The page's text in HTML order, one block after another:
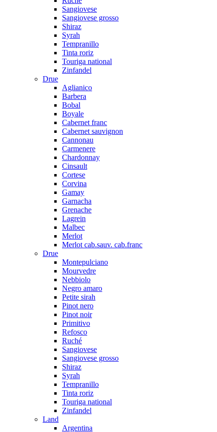
Sangiovese
Sangiovese grosso
Shiraz
Syrah
Tempranillo
Tinta roriz
Touriga national
Zinfandel
Drue
Aglianico
Barbera
Bobal
Boyale
Cabernet franc
Cabernet sauvignon
Cannonau
Carmenere
Chardonnay
Cinsault
Cortese
Corvina
Gamay
Garnacha
Grenache
Lagrein
Malbec
Merlot
Merlot cab.sauv. cab.franc
Drue
Montepulciano
Mourvedre
Nebbiolo
Negro amaro
Petite sirah
Pinot nero
Pinot noir
Primitivo
Refosco
Ruché
Sangiovese
Sangiovese grosso
Shiraz
Syrah
Tempranillo
Tinta roriz
Touriga national
Zinfandel
Land
Argentina